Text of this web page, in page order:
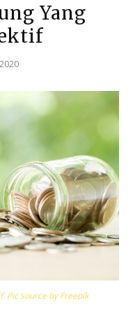
Yang
Pic source by Freepik